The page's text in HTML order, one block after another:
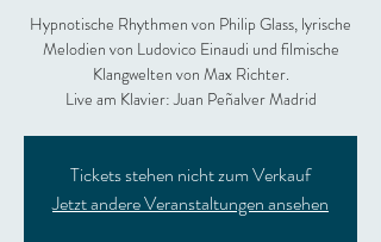
Hypnotische Rhythmen von Philip Glass, lyrische
Melodien von Ludovico Einaudi und filmische
Klangwelten von Max Richter.
Live am Klavier: Juan Peñalver Madrid
Tickets stehen nicht zum Verkauf
Jetzt andere Veranstaltungen ansehen